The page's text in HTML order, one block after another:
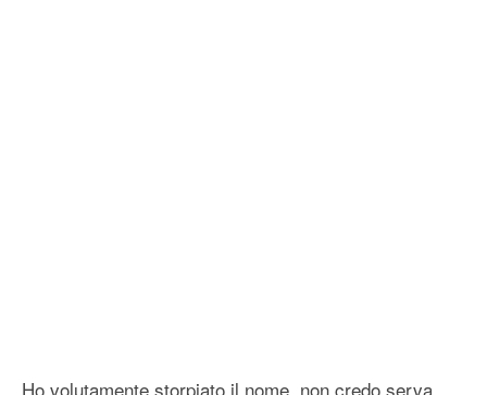
Ho volutamente storpiato il nome, non credo serva